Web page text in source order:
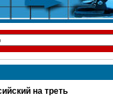
на треть